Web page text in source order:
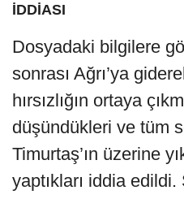
İDDİASI
Dosyadaki bilgilere
sonrası Ağrı’ya
hırsızlığın ortaya
düşündükleri ve tüm
Timurtaş’ın üzerine
yaptıkları iddia